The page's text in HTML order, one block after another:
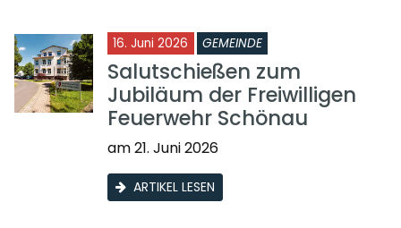
16. Juni 2026 GEMEINDE
Salutschießen zum
Jubiläum der Freiwilligen
Feuerwehr Schönau
am 21. Juni 2026
ARTIKEL LESEN